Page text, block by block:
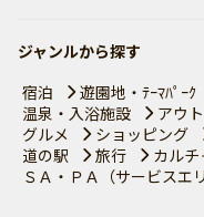
ジャンルから探す
宿泊
遊園地・ﾃｰﾏﾊﾟｰｸ
温泉・入浴施設
アウ
グルメ
ショッピング
道の駅
旅行
カルチ
ＳＡ・ＰＡ（サービスエリ